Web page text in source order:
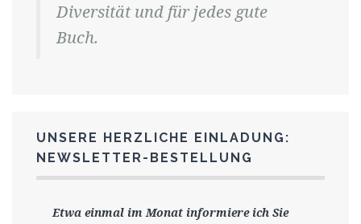
Diversität und für jedes gute
Buch.
UNSERE HERZLICHE EINLADUNG:
NEWSLETTER-BESTELLUNG
Etwa einmal im Monat informiere ich Sie